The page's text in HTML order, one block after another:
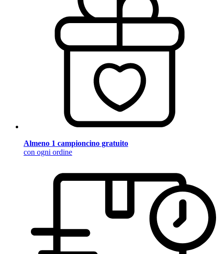
Almeno 1 campioncino gratuito
con ogni ordine